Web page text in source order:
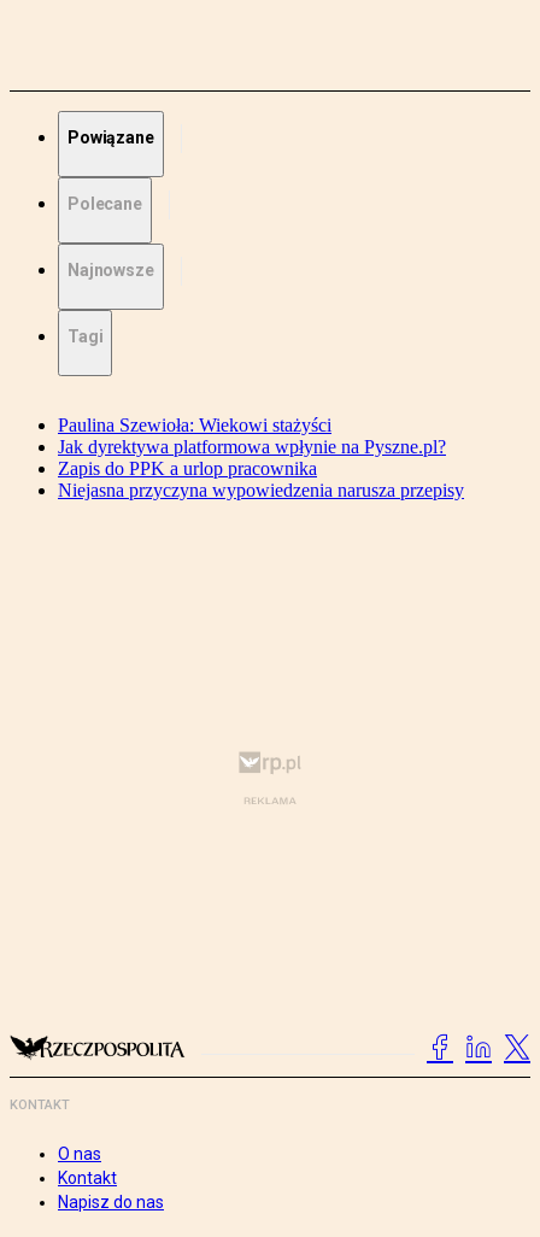
Powiązane
Polecane
Najnowsze
Tagi
Paulina Szewioła: Wiekowi stażyści
Jak dyrektywa platformowa wpłynie na Pyszne.pl?
Zapis do PPK a urlop pracownika
Niejasna przyczyna wypowiedzenia narusza przepisy
KONTAKT
O nas
Kontakt
Napisz do nas